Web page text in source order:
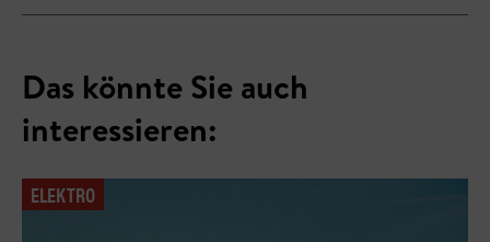
Das könnte Sie auch
interessieren:
ELEKTRO